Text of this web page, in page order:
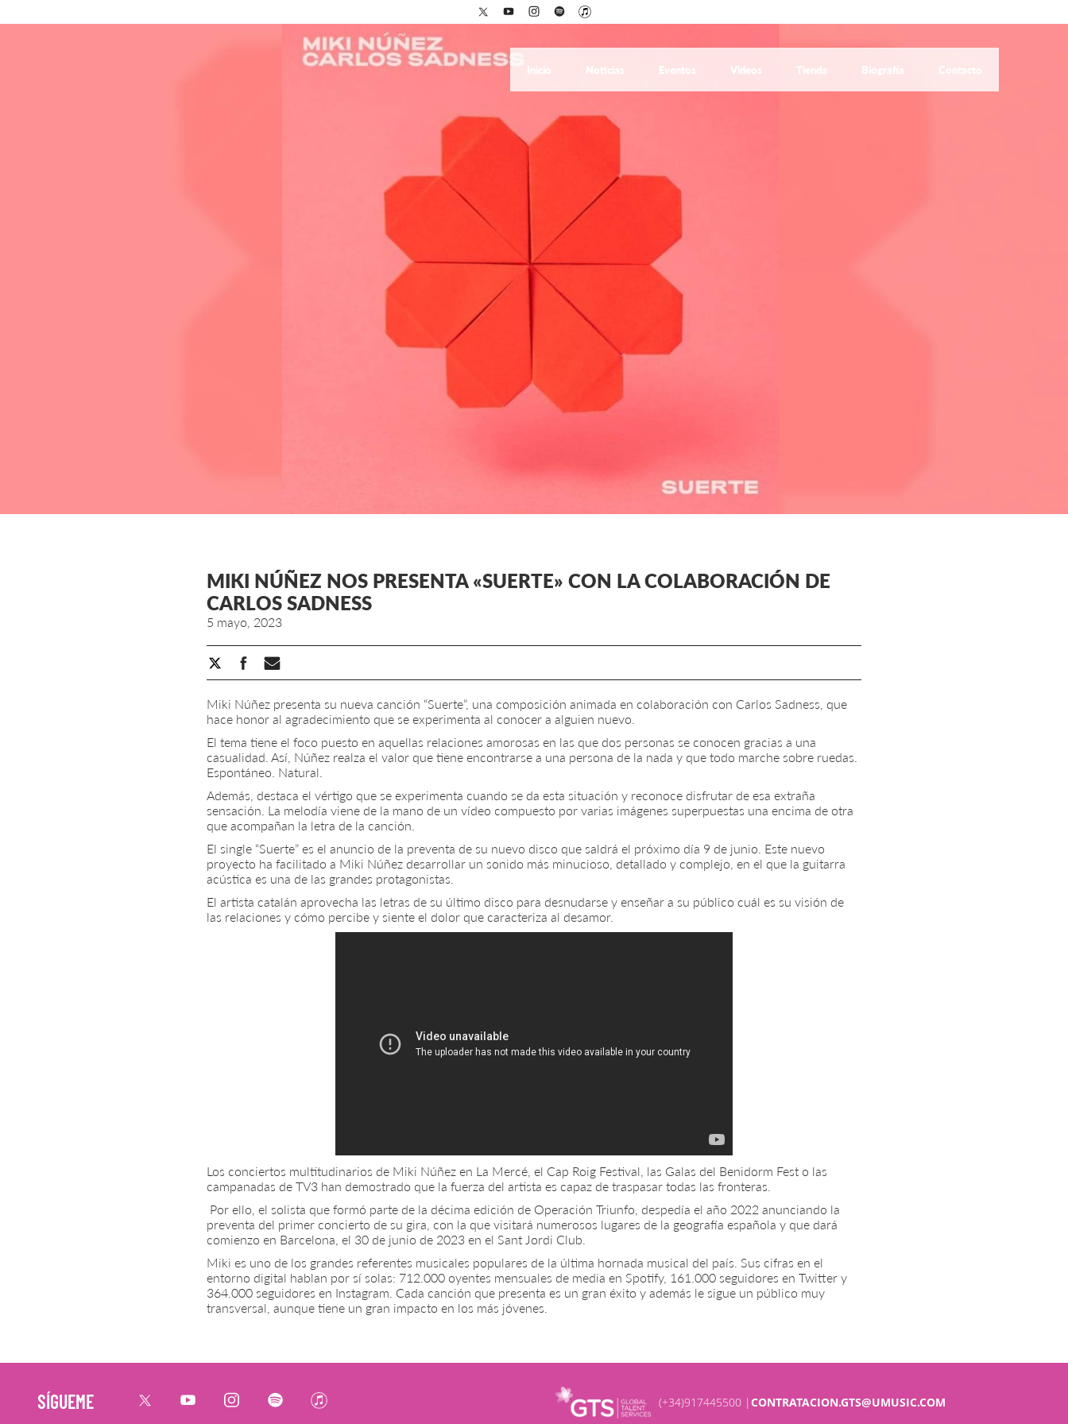
Inicio Noticias Eventos Videos Tienda Biografía
MIKI NÚÑEZ NOS PRESENTA «SUERTE» CON LA COLABORACIÓN DE
CARLOS SADNESS
5 mayo, 2023
Miki Núñez presenta su nueva canción “Suerte”, una composición animada en colaboración con Carlos Sadness, que
hace honor al agradecimiento que se experimenta al conocer a alguien nuevo.
El tema tiene el foco puesto en aquellas relaciones amorosas en las que dos personas se conocen gracias a una
casualidad. Así, Núñez realza el valor que tiene encontrarse a una persona de la nada y que todo marche sobre ruedas.
Espontáneo. Natural.
Además, destaca el vértigo que se experimenta cuando se da esta situación y reconoce disfrutar de esa extraña
sensación. La melodía viene de la mano de un vídeo compuesto por varias imágenes superpuestas una encima de otra
que acompañan la letra de la canción.
El single “Suerte” es el anuncio de la preventa de su nuevo disco que saldrá el próximo día 9 de junio. Este nuevo
proyecto ha facilitado a Miki Núñez desarrollar un sonido más minucioso, detallado y complejo, en el que la guitarra
acústica es una de las grandes protagonistas.
El artista catalán aprovecha las letras de su último disco para desnudarse y enseñar a su público cuál es su visión de
las relaciones y cómo percibe y siente el dolor que caracteriza al desamor.
Los conciertos multitudinarios de Miki Núñez en La Mercé, el Cap Roig Festival, las Galas del Benidorm Fest o las
campanadas de TV3 han demostrado que la fuerza del artista es capaz de traspasar todas las fronteras.
Por ello, el solista que formó parte de la décima edición de Operación Triunfo, despedía el año 2022 anunciando la
preventa del primer concierto de su gira, con la que visitará numerosos lugares de la geografía española y que dará
comienzo en Barcelona, el 30 de junio de 2023 en el Sant Jordi Club.
Miki es uno de los grandes referentes musicales populares de la última hornada musical del país. Sus cifras en el
entorno digital hablan por sí solas: 712.000 oyentes mensuales de media en Spotify, 161.000 seguidores en Twitter y
364.000 seguidores en Instagram. Cada canción que presenta es un gran éxito y además le sigue un público muy
transversal, aunque tiene un gran impacto en los más jóvenes.
SÍGUEME (+34)917445500 | CONTRATACION.GTS@UMUSIC.COM